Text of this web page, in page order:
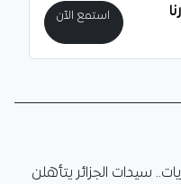
استمع الآن
سيدات الجزائر يتأهلن